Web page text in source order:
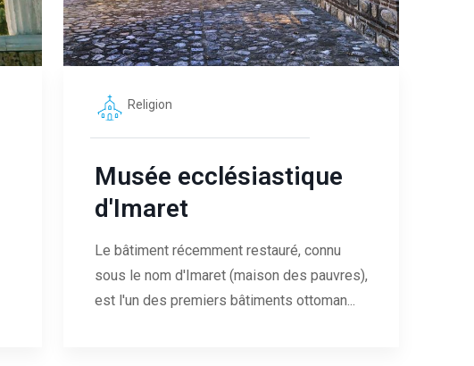
Religion
Musée ecclésiastique
d'Imaret
Le bâtiment récemment restauré, connu
sous le nom d'Imaret (maison des pauvres),
est l'un des premiers bâtiments ottoman...